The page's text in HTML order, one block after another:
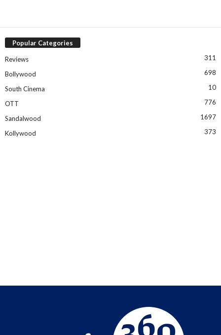
Popular Categories
Reviews 311
Bollywood 698
South Cinema 10
OTT 776
Sandalwood 1697
Kollywood 373